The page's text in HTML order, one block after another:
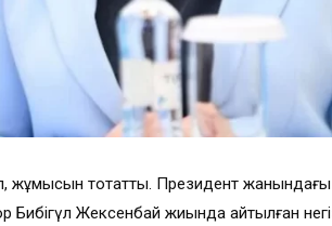
жұмысын тоқтатты. Президент жанындағы
Жексенбай жиында айтылған